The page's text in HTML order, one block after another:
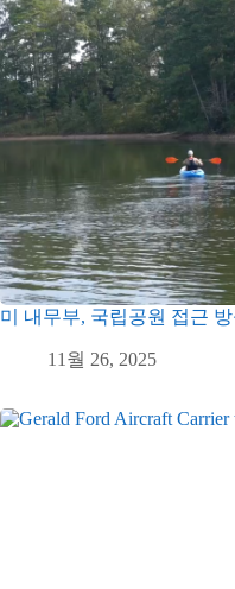
미 내무부, 국립공원 접근
11월 26, 2025